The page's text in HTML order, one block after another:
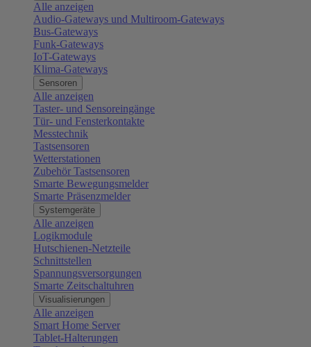
Alle anzeigen
Audio-Gateways und Multiroom-Gateways
Bus-Gateways
Funk-Gateways
IoT-Gateways
Klima-Gateways
Sensoren
Alle anzeigen
Taster- und Sensoreingänge
Tür- und Fensterkontakte
Messtechnik
Tastsensoren
Wetterstationen
Zubehör Tastsensoren
Smarte Bewegungsmelder
Smarte Präsenzmelder
Systemgeräte
Alle anzeigen
Logikmodule
Hutschienen-Netzteile
Schnittstellen
Spannungsversorgungen
Smarte Zeitschaltuhren
Visualisierungen
Alle anzeigen
Smart Home Server
Tablet-Halterungen